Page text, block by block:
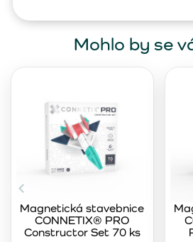
Mohlo by se
Magnetická stavebnice
CONNETIX® PRO
Constructor Set 70 ks